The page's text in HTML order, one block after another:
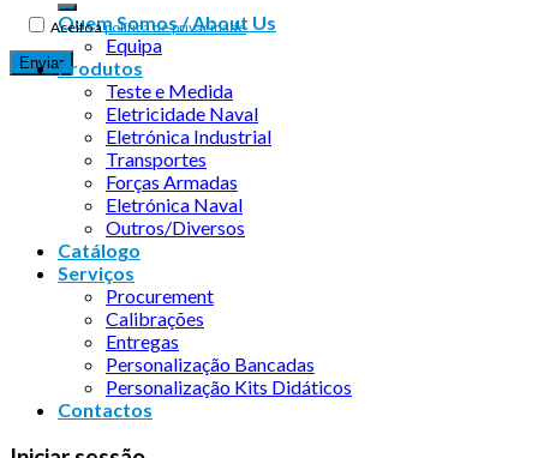
Aceito apolítica de privacidade
Quem Somos / About Us
Equipa
Produtos
Teste e Medida
Eletricidade Naval
Eletrónica Industrial
Transportes
Forças Armadas
Eletrónica Naval
Outros/Diversos
Catálogo
Serviços
Procurement
Calibrações
Entregas
Personalização Bancadas
Personalização Kits Didáticos
Contactos